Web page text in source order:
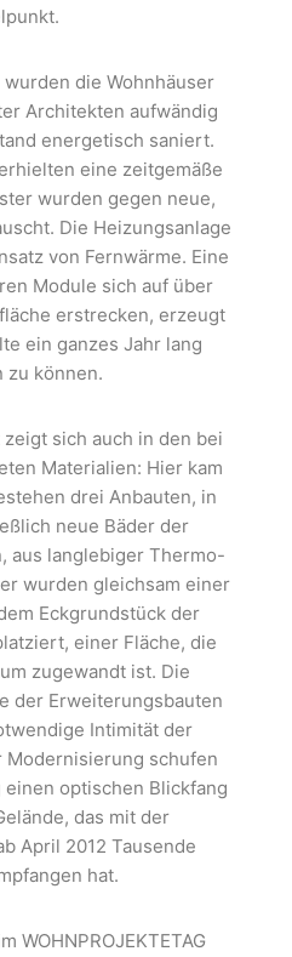
die Wohnhäuser
Architekten aufwändig
energetisch saniert.
eine zeitgemäße
wurden gegen neue,
Die Heizungsanlage
von Fernwärme. Eine
Module sich auf über
erstrecken, erzeugt
ein ganzes Jahr lang
zu können.
sich auch in den bei
Materialien: Hier kam
drei Anbauten, in
neue Bäder der
aus langlebiger Thermo-
wurden gleichsam einer
Eckgrundstück der
einer Fläche, die
zugewandt ist. Die
der Erweiterungsbauten
Intimität der
Modernisierung schufen
optischen Blickfang
das mit der
April 2012 Tausende
hat.
WOHNPROJEKTETAG